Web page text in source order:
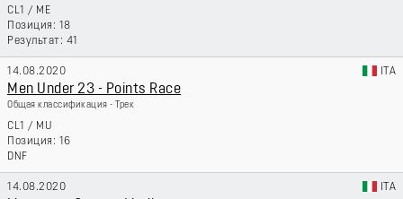
CL1 / ME
18
41
14.08.2020 ITA
Men Under 23 - Points Race
Общая классификация - Трек
CL1 / MU
16
DNF
14.08.2020 ITA